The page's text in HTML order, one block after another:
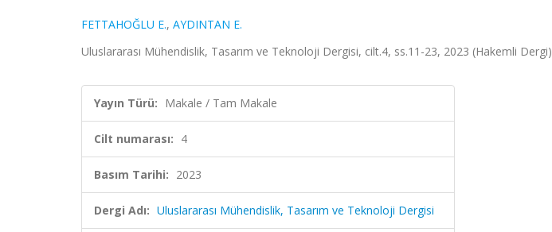
FETTAHOĞLU E., AYDINTAN E.
Uluslararası Mühendislik, Tasarım ve Teknoloji Dergisi, cilt.4, ss.11-23, 2023 (Hakemli Dergi)
Yayın Türü: Makale / Tam Makale
Cilt numarası: 4
Basım Tarihi: 2023
Dergi Adı: Uluslararası Mühendislik, Tasarım ve Teknoloji Dergisi